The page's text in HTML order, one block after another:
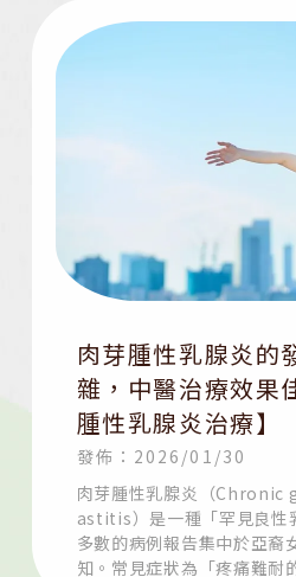
肉芽腫性乳腺炎的
雜，中醫治療效果
腫性乳腺炎治療】
發佈：2026/01/30
肉芽腫性乳腺炎（
astitis）是一種「罕見良性
多數的病例報告集中於亞裔
知。常見症狀為「疼痛難耐